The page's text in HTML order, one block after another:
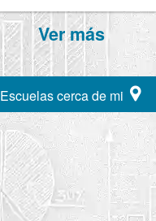
Ver más
Escuelas cerca de mi